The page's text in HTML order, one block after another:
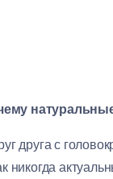
друга с
никогда